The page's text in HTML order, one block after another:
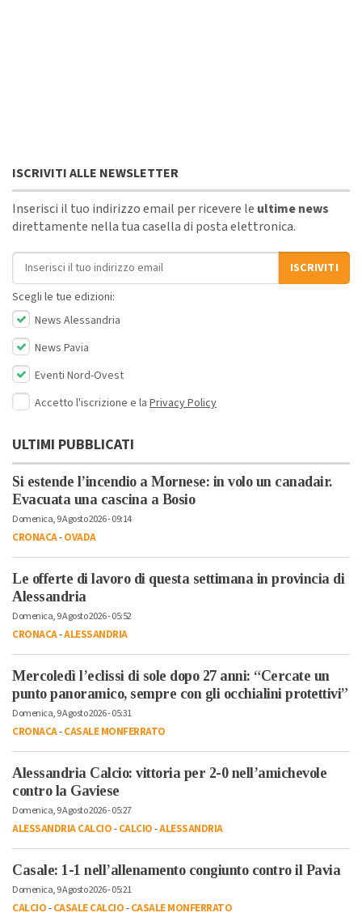
ISCRIVITI ALLE NEWSLETTER
Inserisci il tuo indirizzo email per ricevere le ultime news
direttamente nella tua casella di posta elettronica.
Indirizzo email
ISCRIVITI
Scegli le tue edizioni:
News Alessandria
News Pavia
Eventi Nord-Ovest
Accetto l'iscrizione e la Privacy Policy
ULTIMI PUBBLICATI
Si estende l’incendio a Mornese: in volo un canadair.
Evacuata una cascina a Bosio
Domenica, 9 Agosto 2026 - 09:14
CRONACA-OVADA
Le offerte di lavoro di questa settimana in provincia di
Alessandria
Domenica, 9 Agosto 2026 - 05:52
CRONACA-ALESSANDRIA
Mercoledì l’eclissi di sole dopo 27 anni: “Cercate un
punto panoramico, sempre con gli occhialini protettivi”
Domenica, 9 Agosto 2026 - 05:31
CRONACA-CASALE MONFERRATO
Alessandria Calcio: vittoria per 2-0 nell’amichevole
contro la Gaviese
Domenica, 9 Agosto 2026 - 05:27
ALESSANDRIA CALCIO-CALCIO-ALESSANDRIA
Casale: 1-1 nell’allenamento congiunto contro il Pavia
Domenica, 9 Agosto 2026 - 05:21
CALCIO-CASALE CALCIO-CASALE MONFERRATO